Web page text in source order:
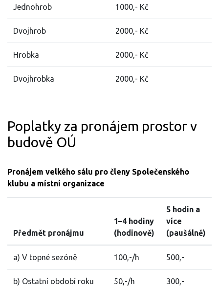
Jednohrob 1000,- Kč
Dvojhrob 2000,- Kč
Hrobka 2000,- Kč
Dvojhrobka 2000,- Kč
Poplatky za pronájem prostor v
budově OÚ
Pronájem velkého sálu pro členy Společenského
klubu a místní organizace
Předmět pronájmu
1–4 hodiny
(hodinově)
5 hodin a
více
(paušálně)
a) V topné sezóně 100,-/h 500,-
b) Ostatní období roku 50,-/h 300,-